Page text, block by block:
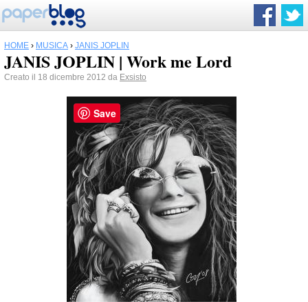
HOME › MUSICA › JANIS JOPLIN
JANIS JOPLIN | Work me Lord
Creato il 18 dicembre 2012 da Exsisto
Save